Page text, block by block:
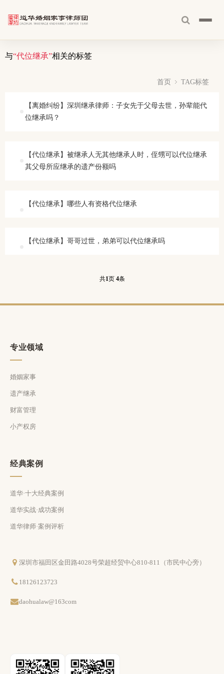
与“代位继承”相关的标签
首页 TAG标签
【离婚纠纷】深圳继承律师：子女先于父母去世，孙辈能代
位继承吗？
【代位继承】被继承人无其他继承人时，侄甥可以代位继承
其父母所应继承的遗产份额吗
【代位继承】哪些人有资格代位继承
【代位继承】哥哥过世，弟弟可以代位继承吗
共1页 4条
专业领域
婚姻家事
遗产继承
财富管理
小产权房
经典案例
道华·十大经典案例
道华实战·成功案例
道华律师·案例评析
深圳市福田区金田路4028号荣超经贸中心810-811（市民中心旁）
18126123723
daohualaw@163com